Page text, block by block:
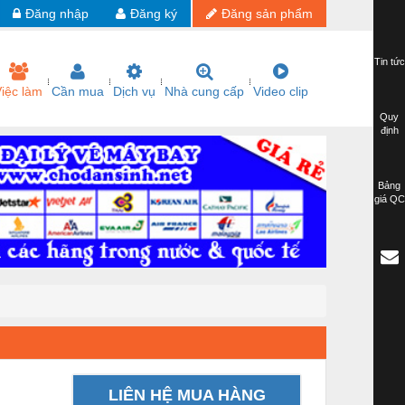
Đăng sản phẩm
Đăng ký
Đăng nhập
làm Cần mua Dịch vụ Nhà cung cấp Video clip
LIÊN HỆ MUA HÀNG
Tin tức
Quy
định
Bảng
giá QC